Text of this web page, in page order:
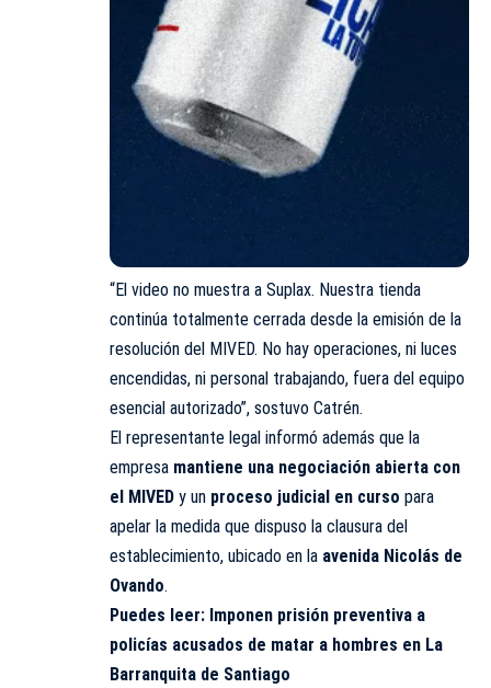
“El video no muestra a Suplax. Nuestra tienda
continúa totalmente cerrada desde la emisión de la
resolución del MIVED. No hay operaciones, ni luces
encendidas, ni personal trabajando, fuera del equipo
esencial autorizado”, sostuvo Catrén.
El representante legal informó además que la
empresa mantiene una negociación abierta con
el MIVED y un proceso judicial en curso para
apelar la medida que dispuso la clausura del
establecimiento, ubicado en la avenida Nicolás de
Ovando.
Puedes leer: Imponen prisión preventiva a
policías acusados de matar a hombres en La
Barranquita de Santiago